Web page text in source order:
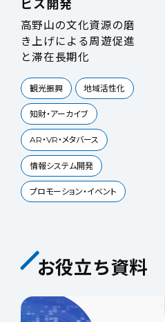
ビス開発
高野山の文化資源の磨
き上げによる周遊促進
と滞在長期化
観光振興 地域活性化
知財・アーカイブ
AR・VR・メタバース
情報システム開発
プロモーション・イベント
お役立ち資料